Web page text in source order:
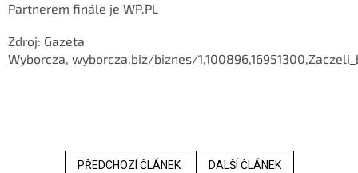
Partnerem finále je WP.PL
Zdroj: Gazeta
Wyborcza, wyborcza.biz/biznes/
PŘEDCHOZÍ ČLÁNEK DALŠÍ ČLÁNEK